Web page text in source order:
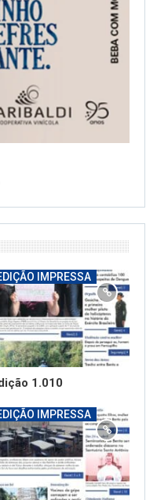
IMPRESSA
1.010
IMPRESSA